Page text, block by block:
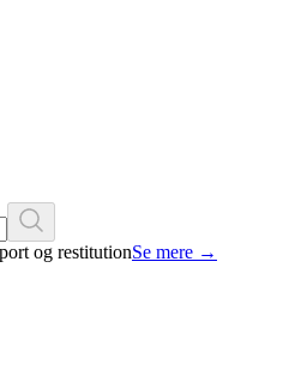
og restitutionSe mere →